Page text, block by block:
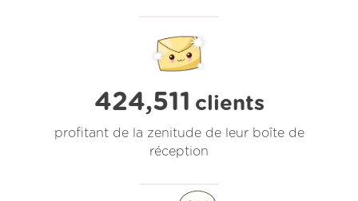
424,511 clients
profitant de la zenitude de leur boîte de
réception